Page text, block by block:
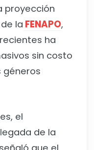
proyección
la FENAPO,
ha
sin costo
géneros
el
de la